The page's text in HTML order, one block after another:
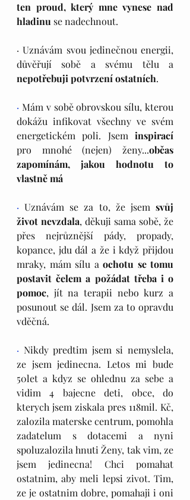
ten proud, který mne vynese nad
hladinu se nadechnout.
· Uznávám svou jedinečnou energii,
nepotřebuji potvrzení ostatních.
· Mám v sobě obrovskou sílu, kterou
dokážu infikovat všechny ve svém
energetickém poli. Jsem inspirací
pro mnohé (nejen) ženy...občas
zapomínám, jakou hodnotu to
vlastně má
· Uznávám se za to, že jsem svůj
život nevzdala, děkuji sama sobě, že
přes nejrůznější pády, propady,
kopance, jdu dál a že i když přijdou
mraky, mám sílu a ochotu se tomu
postavit čelem a požádat třeba i o
pomoc, jít na terapii nebo kurz a
posunout se dál. Jsem za to opravdu
vděčná.
· Nikdy predtim jsem si nemyslela,
ze jsem jedinecna. Letos mi bude
50let a kdyz se ohlednu za sebe a
vidim 4 bajecne deti, obce, do
kterych jsem ziskala pres 118mil. Kč,
zalozila materske centrum, pomohla
zadatelum s dotacemi a nyni
spoluzalozila hnuti Ženy, tak vim, ze
jsem jedinecna! Chci pomahat
ostatnim, aby meli lepsi zivot. Tim,
ze je ostatnim dobre, pomahaji i oni